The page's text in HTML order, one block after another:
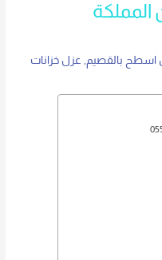
اسطح بالقصيم, عزل خزانات